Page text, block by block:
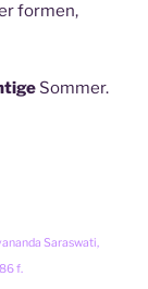
formen,
Sommer.
Saraswati,
f.